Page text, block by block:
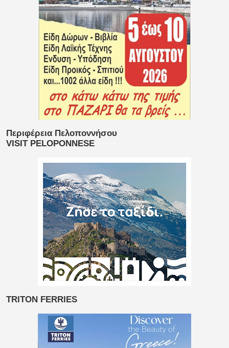
Περιφέρεια Πελοποννήσου
VISIT PELOPONNESE
TRITON FERRIES